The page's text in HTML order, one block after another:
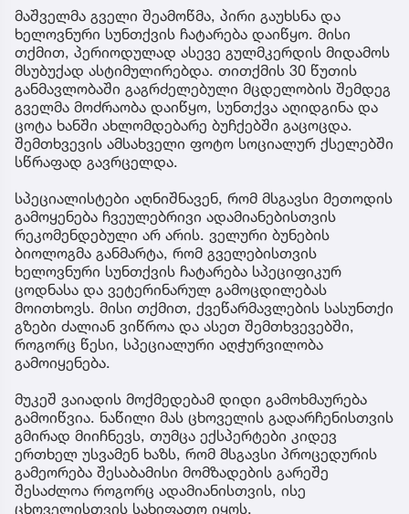
მაშველმა გველი შეამოწმა, პირი გაუხსნა და
ხელოვნური სუნთქვის ჩატარება დაიწყო. მისი
თქმით, პერიოდულად ასევე გულმკერდის მიდამოს
მსუბუქად ასტიმულირებდა. თითქმის 30 წუთის
განმავლობაში გაგრძელებული მცდელობის შემდეგ
გველმა მოძრაობა დაიწყო, სუნთქვა აღიდგინა და
ცოტა ხანში ახლომდებარე ბუჩქებში გაცოცდა.
შემთხვევის ამსახველი ფოტო სოციალურ ქსელებში
სწრაფად გავრცელდა.
სპეციალისტები აღნიშნავენ, რომ მსგავსი მეთოდის
გამოყენება ჩვეულებრივი ადამიანებისთვის
რეკომენდებული არ არის. ველური ბუნების
ბიოლოგმა განმარტა, რომ გველებისთვის
ხელოვნური სუნთქვის ჩატარება სპეციფიკურ
ცოდნასა და ვეტერინარულ გამოცდილებას
მოითხოვს. მისი თქმით, ქვეწარმავლების სასუნთქი
გზები ძალიან ვიწროა და ასეთ შემთხვევებში,
როგორც წესი, სპეციალური აღჭურვილობა
გამოიყენება.
მუკეშ ვაიადის მოქმედებამ დიდი გამოხმაურება
გამოიწვია. ნაწილი მას ცხოველის გადარჩენისთვის
გმირად მიიჩნევს, თუმცა ექსპერტები კიდევ
ერთხელ უსვამენ ხაზს, რომ მსგავსი პროცედურის
გამეორება შესაბამისი მომზადების გარეშე
შესაძლოა როგორც ადამიანისთვის, ისე
ცხოველისთვის სახიფათო იყოს.